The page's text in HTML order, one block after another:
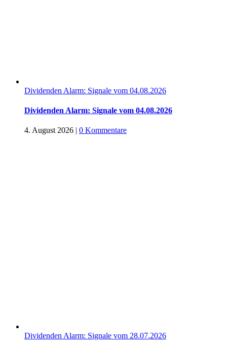
Dividenden Alarm: Signale vom 04.08.2026
Dividenden Alarm: Signale vom 04.08.2026
4. August 2026 | 0 Kommentare
Dividenden Alarm: Signale vom 28.07.2026